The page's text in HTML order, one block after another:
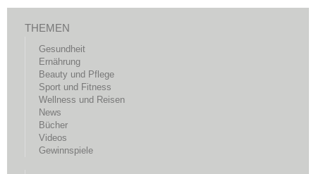
THEMEN
Gesundheit
Ernährung
Beauty und Pflege
Sport und Fitness
Wellness und Reisen
News
Bücher
Videos
Gewinnspiele